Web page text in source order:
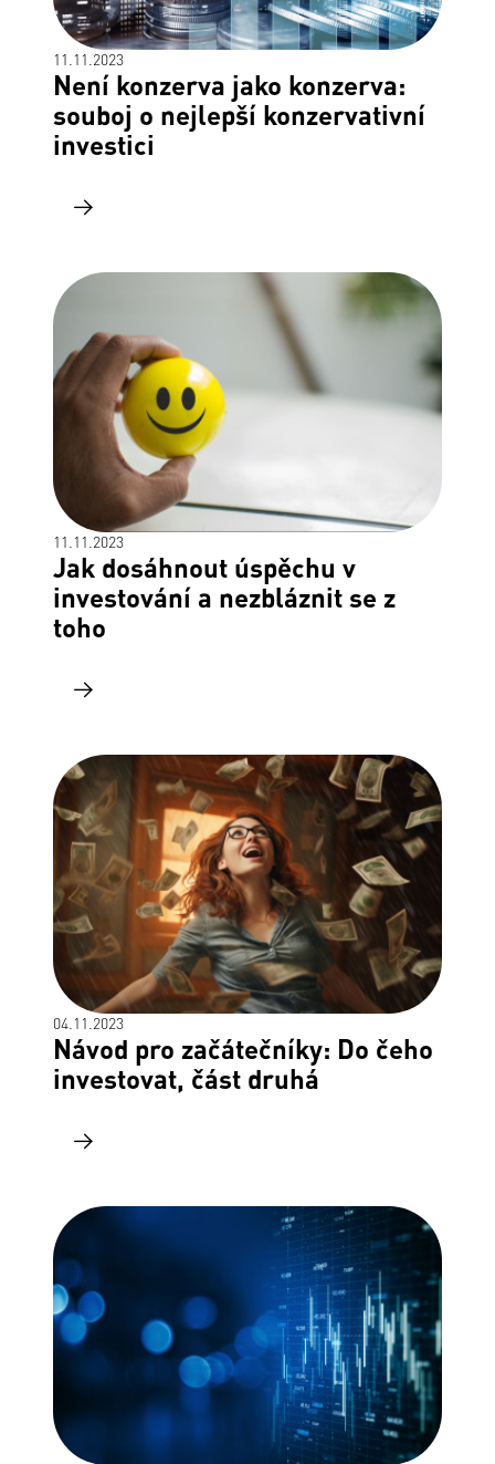
11.11.2023
Není konzerva jako konzerva:
souboj o nejlepší konzervativní
investici
11.11.2023
Jak dosáhnout úspěchu v
investování a nezbláznit se z
toho
04.11.2023
Návod pro začátečníky: Do čeho
investovat, část druhá